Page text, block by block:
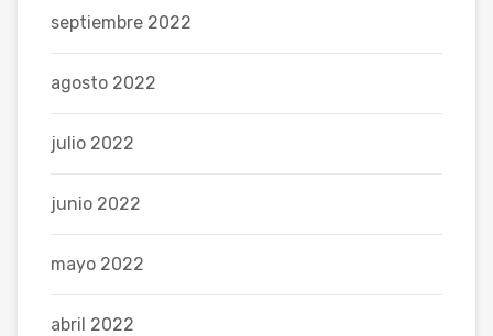
septiembre 2022
agosto 2022
julio 2022
junio 2022
mayo 2022
abril 2022